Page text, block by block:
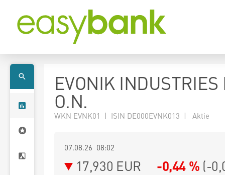
EVONIK INDUSTRIES
O.N.
WKN EVNK01 | ISIN DE000EVNK013 | Aktie
07.08.26 08:02
17,930 EUR -0,44 % (-